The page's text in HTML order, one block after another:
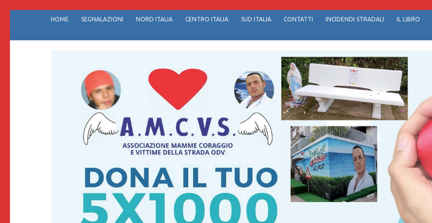
contenuto
HOME SEGNALAZIONI NORD ITALIA CENTRO ITALIA SUD ITALIA CONTATTI INCIDENDI STRADALI IL LIBRO